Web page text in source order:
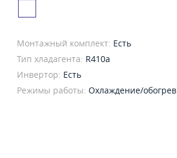
Монтажный комплект: Есть
Тип хладагента: R410a
Инвертор: Есть
Режимы работы: Охлаждение/обогрев